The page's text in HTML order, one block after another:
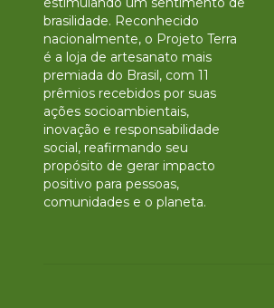
brasilidade. Reconhecido
nacionalmente, o Projeto Terra
é a loja de artesanato mais
premiada do Brasil, com 11
prêmios recebidos por suas
ações socioambientais,
inovação e responsabilidade
social, reafirmando seu
propósito de gerar impacto
positivo para pessoas,
comunidades e o planeta.